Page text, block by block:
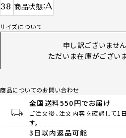
38 商品状態 A
サイズについて
申し訳ございません
ただいま在庫がございま
商品についてのお問い合わせ
全国送料550円でお届け
ご注文後、注文内容を確認して1
す。
3日以内返品可能